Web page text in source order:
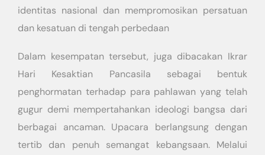
identitas nasional dan mempromosikan persatuan
dan kesatuan di tengah perbedaan
Dalam kesempatan tersebut, juga dibacakan Ikrar
Hari Kesaktian Pancasila sebagai bentuk
penghormatan terhadap para pahlawan yang telah
gugur demi mempertahankan ideologi bangsa dari
berbagai ancaman. Upacara berlangsung dengan
tertib dan penuh semangat kebangsaan. Melalui